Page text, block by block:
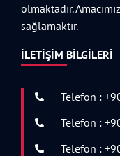
olmaktadır.
sağlamaktır.
İLETIŞIM BILGILERI
Telefon :
Telefon :
Telefon :